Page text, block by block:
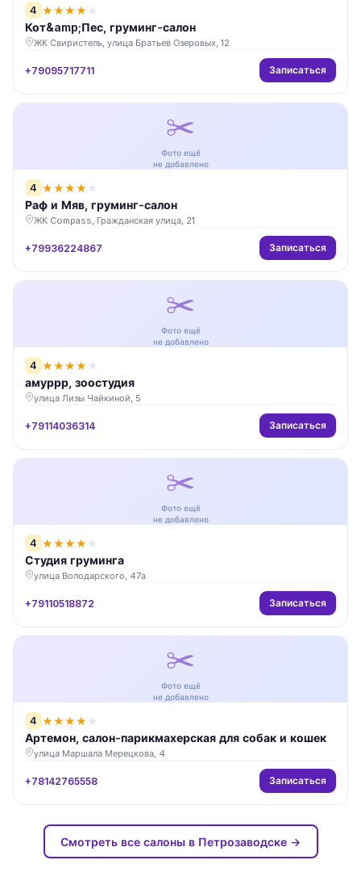
4 ★★★★ ★
Кот&amp;Пес, груминг-салон
ЖК Свиристель, улица Братьев Озеровых, 12
+79095717711 Записаться
✂️
Фото ещё
не добавлено
4 ★★★★ ★
Раф и Мяв, груминг-салон
ЖК Compass, Гражданская улица, 21
+79936224867 Записаться
✂️
Фото ещё
не добавлено
4 ★★★★ ★
амуррр, зоостудия
улица Лизы Чайкиной, 5
+79114036314 Записаться
✂️
Фото ещё
не добавлено
4 ★★★★ ★
Студия груминга
улица Володарского, 47а
+79110518872 Записаться
✂️
Фото ещё
не добавлено
4 ★★★★ ★
Артемон, салон-парикмахерская для собак и кошек
улица Маршала Мерецкова, 4
+78142765558 Записаться
Смотреть все салоны в Петрозаводске →